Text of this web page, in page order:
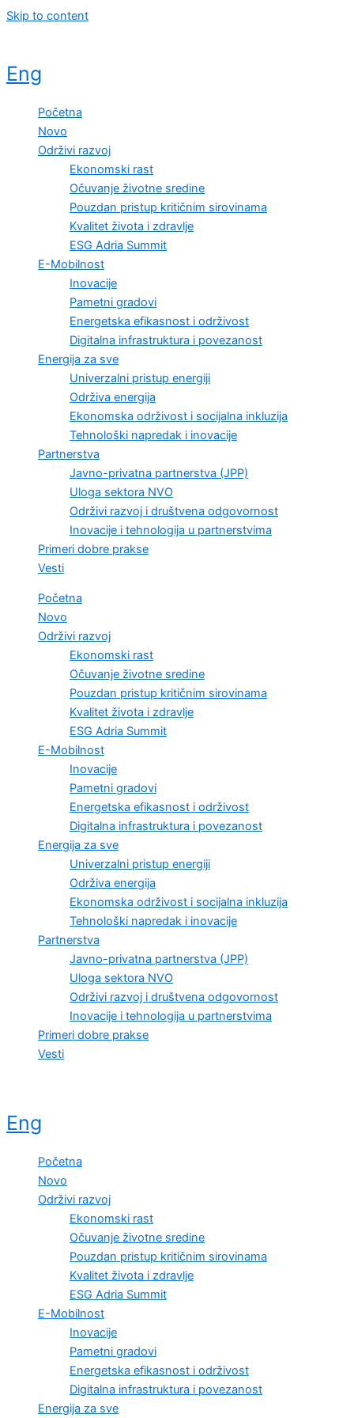
Skip to content
Eng
Početna
Novo
Održivi razvoj
Ekonomski rast
Očuvanje životne sredine
Pouzdan pristup kritičnim sirovinama
Kvalitet života i zdravlje
ESG Adria Summit
E-Mobilnost
Inovacije
Pametni gradovi
Energetska efikasnost i održivost
Digitalna infrastruktura i povezanost
Energija za sve
Univerzalni pristup energiji
Održiva energija
Ekonomska održivost i socijalna inkluzija
Tehnološki napredak i inovacije
Partnerstva
Javno-privatna partnerstva (JPP)
Uloga sektora NVO
Održivi razvoj i društvena odgovornost
Inovacije i tehnologija u partnerstvima
Primeri dobre prakse
Vesti
Početna
Novo
Održivi razvoj
Ekonomski rast
Očuvanje životne sredine
Pouzdan pristup kritičnim sirovinama
Kvalitet života i zdravlje
ESG Adria Summit
E-Mobilnost
Inovacije
Pametni gradovi
Energetska efikasnost i održivost
Digitalna infrastruktura i povezanost
Energija za sve
Univerzalni pristup energiji
Održiva energija
Ekonomska održivost i socijalna inkluzija
Tehnološki napredak i inovacije
Partnerstva
Javno-privatna partnerstva (JPP)
Uloga sektora NVO
Održivi razvoj i društvena odgovornost
Inovacije i tehnologija u partnerstvima
Primeri dobre prakse
Vesti
Eng
Početna
Novo
Održivi razvoj
Ekonomski rast
Očuvanje životne sredine
Pouzdan pristup kritičnim sirovinama
Kvalitet života i zdravlje
ESG Adria Summit
E-Mobilnost
Inovacije
Pametni gradovi
Energetska efikasnost i održivost
Digitalna infrastruktura i povezanost
Energija za sve